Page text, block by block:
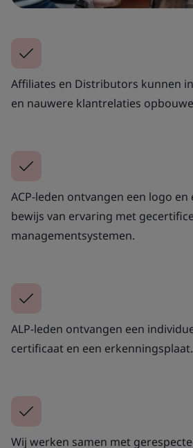
Affiliates en Distributors kunnen
en nauwere klantrelaties
ACP-leden ontvangen een logo
bewijs van ervaring met
managementsystemen.
ALP-leden ontvangen een
certificaat en een erkenningsplaat.
Wij werken samen met